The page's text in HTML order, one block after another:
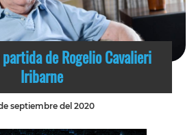
de Rogelio Cavalieri
Iribarne
septiembre del 2020